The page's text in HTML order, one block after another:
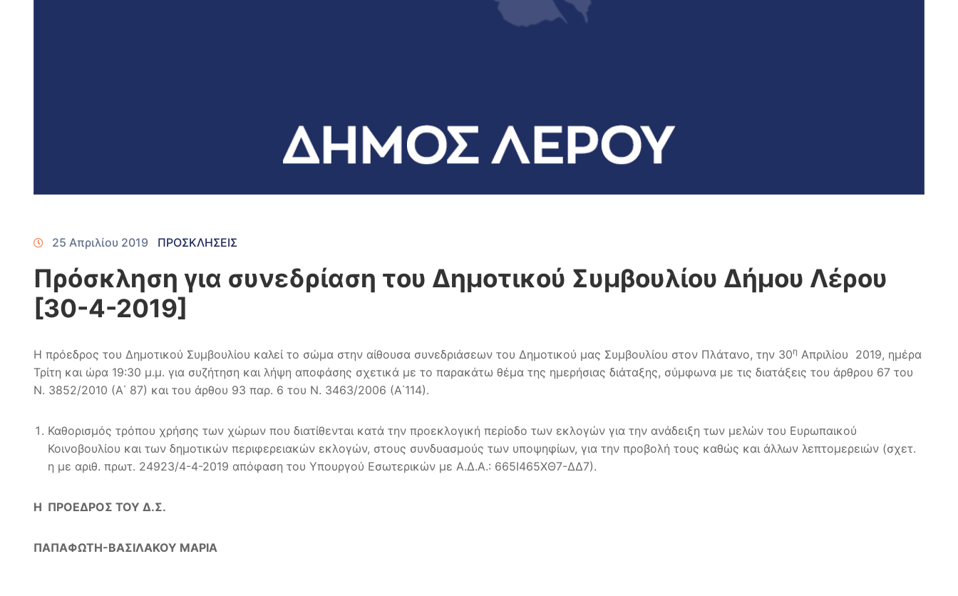
25 Απριλίου 2019 ΠΡΟΣΚΛΗΣΕΙΣ
Πρόσκληση για συνεδρίαση του Δημοτικού Συμβουλίου Δήμου Λέρου
[30-4-2019]
Η πρόεδρος του Δημοτικού Συμβουλίου καλεί το σώμα στην αίθουσα συνεδριάσεων του Δημοτικού μας Συμβουλίου στον Πλάτανο, την 30η Απριλίου 2019, ημέρα
Τρίτη και ώρα 19:30 μ.μ. για συζήτηση και λήψη αποφάσης σχετικά με το παρακάτω θέμα της ημερήσιας διάταξης, σύμφωνα με τις διατάξεις του άρθρου 67 του
Ν. 3852/2010 (Α΄ 87) και του άρθου 93 παρ. 6 του Ν. 3463/2006 (Α΄114).
Καθορισμός τρόπου χρήσης των χώρων που διατίθενται κατά την προεκλογική περίοδο των εκλογών για την ανάδειξη των μελών του Ευρωπαικού
Κοινοβουλίου και των δημοτικών περιφερειακών εκλογών, στους συνδυασμούς των υποψηφίων, για την προβολή τους καθώς και άλλων λεπτομερειών (σχετ.
η με αριθ. πρωτ. 24923/4-4-2019 απόφαση του Υπουργού Εσωτερικών με Α.Δ.Α.: 665Ι465ΧΘ7-ΔΔ7).
Η ΠΡΟΕΔΡΟΣ ΤΟΥ Δ.Σ.
ΠΑΠΑΦΩΤΗ-ΒΑΣΙΛΑΚΟΥ ΜΑΡΙΑ